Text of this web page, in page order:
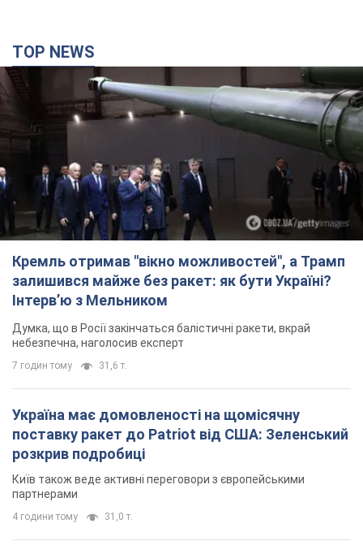
TOP NEWS
Кремль отримав "вікно можливостей", а Трамп
залишився майже без ракет: як бути Україні?
Інтерв’ю з Мельником
Думка, що в Росії закінчаться балістичні ракети, вкрай
небезпечна, наголосив експерт
7 годин тому 31,6 т.
Україна має домовленості на щомісячну
поставку ракет до Patriot від США: Зеленський
розкрив подробиці
Київ також веде активні переговори з європейськими
партнерами
4 години тому 31,0 т.